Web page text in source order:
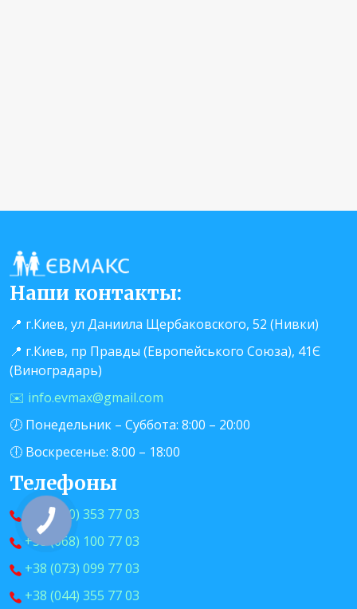
Наши контакты:
📍 г.Киев, ул Даниила Щербаковского, 52 (Нивки)
📍 г.Киев, пр Правды (Европейського Союза), 41Є
(Виноградарь)
✉️ info.evmax@gmail.com
🕖 Понедельник – Суббота: 8:00 – 20:00
🕕 Воскресенье: 8:00 – 18:00
Телефоны
+38 (050) 353 77 03
+38 (068) 100 77 03
+38 (073) 099 77 03
+38 (044) 355 77 03